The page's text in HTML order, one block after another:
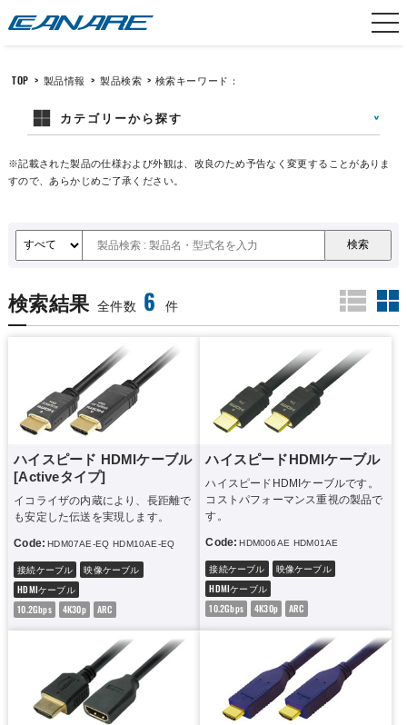
TOP > 製品情報 > 製品検索 > 検索キーワード：
検索結果 全件数 6件
ハイスピード HDMIケーブル
[Activeタイプ]
イコライザの内蔵により、長距離で
も安定した伝送を実現します。
Code: HDM07AE-EQ HDM10AE-EQ HDM15AE-EQ HDM20AE-EQ HDM15H-A
接続ケーブル
映像ケーブル
HDMIケーブル
10.2Gbps
4K30p ARC
ハイスピードHDMIケーブル
ハイスピードHDMIケーブルです。
コストパフォーマンス重視の製品で
す。
Code: HDM006AE HDM01AE
接続ケーブル
映像ケーブル
HDMIケーブル
10.2Gbps
4K30p ARC
カテゴリーから探す
※記載された製品の仕様および外観は、改良のため予告なく変更することがありま
すので、あらかじめご了承ください。